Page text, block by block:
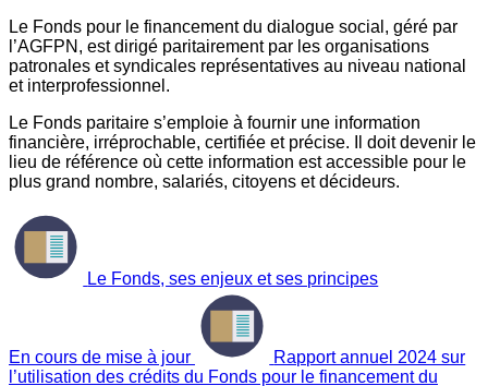
Le Fonds pour le financement du dialogue social, géré par
l’AGFPN, est dirigé paritairement par les organisations
patronales et syndicales représentatives au niveau national
et interprofessionnel.
Le Fonds paritaire s’emploie à fournir une information
financière, irréprochable, certifiée et précise. Il doit devenir le
lieu de référence où cette information est accessible pour le
plus grand nombre, salariés, citoyens et décideurs.
Le Fonds, ses enjeux et ses principes
En cours de mise à jour
Rapport annuel 2024 sur
l’utilisation des crédits du Fonds pour le financement du